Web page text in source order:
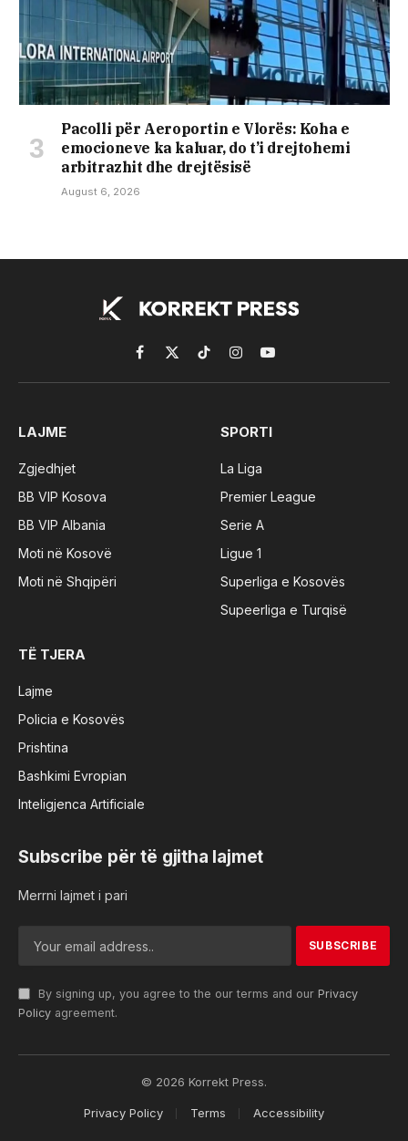
Pacolli për Aeroportin e Vlorës: Koha e
emocioneve ka kaluar, do t’i drejtohemi
arbitrazhit dhe drejtësisë
August 6, 2026
Facebook
X
(Twitter)
TikTokInstagramYouTube
LAJME
Zgjedhjet
BB VIP Kosova
BB VIP Albania
Moti në Kosovë
Moti në Shqipëri
SPORTI
La Liga
Premier League
Serie A
Ligue 1
Superliga e Kosovës
Supeerliga e Turqisë
TË TJERA
Lajme
Policia e Kosovës
Prishtina
Bashkimi Evropian
Inteligjenca Artificiale
Subscribe për të gjitha lajmet
Merrni lajmet i pari
By signing up, you agree to the our terms and our Privacy
Policy agreement.
© 2026 Korrekt Press.
Privacy Policy Terms Accessibility